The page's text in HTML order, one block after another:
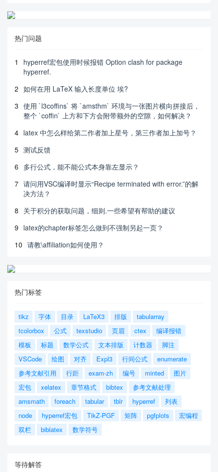
热门问题
1
hyperref宏包使用时候报错 Option clash for package
hyperref.
2 如何在用 LaTeX 输入长度单位 埃?
3 使用 `l3coffins` 将 `amsthm` 环境与一张图片横向拼接后，
整个 `coffin` 上方和下方会附带额外的空隙，如何解决？
4 latex 中怎么样给第二作者加上星号，第三作者加上加号？
5 测试反馈
6 多行公式，能不能公式本身靠左显示？
7 请问用VSC编译时显示“Recipe terminated with error.”的解
决方法？
8 关于积分的获取问题，细则.一些希望有帮助的建议
9 latex的chapter标签怎么做到不强制另起一页？
10 请教\affiliation如何使用？
热门标签
tikz 字体 目录 LaTeX3 排版
tabularray
tcolorbox
公式 texstudio 页眉 ctex
编译报错
模板
标题 数学公式 文本排版 计数器
脚注
VSCode
绘图 对齐 Expl3 行间公式
enumerate
参考文献引用
行距 exam-zh 编号 minted
图片
宏包
xelatex 章节格式 bibtex
参考文献处理
amsmath
foreach tabular tblr hyperref
列表
node
hyperref宏包 TikZ-PGF 矩阵 pgfplots
宏编程
双栏
biblatex 数学符号
等待解答